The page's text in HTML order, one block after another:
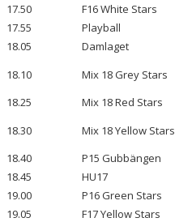
17.50
F16 White Stars
17.55
Playball
18.05
Damlaget
18.10
Mix 18 Grey Stars
18.25
Mix 18 Red Stars
18.30
Mix 18 Yellow Stars
18.40
P15 Gubbängen
18.45
HU17
19.00
P16 Green Stars
19.05
F17 Yellow Stars